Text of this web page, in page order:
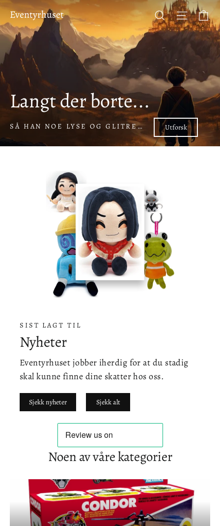
Hopp
til
innhold
Eventyrhuset
Eventyrhuset Søk Side-
Langt der borte...
SÅ HAN NOE LYSE OG GLITRE… Utforsk
SIST LAGT TIL
Nyheter
Eventyrhuset jobber iherdig for at du stadig
skal kunne finne dine skatter hos oss.
Sjekk nyheter Sjekk alt
Noen av våre kategorier